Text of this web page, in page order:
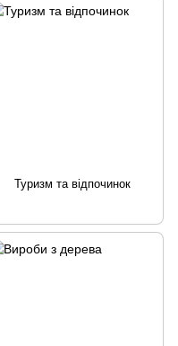
Туризм та відпочинок